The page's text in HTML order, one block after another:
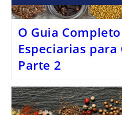
O Guia
Especiarias para
Parte 2